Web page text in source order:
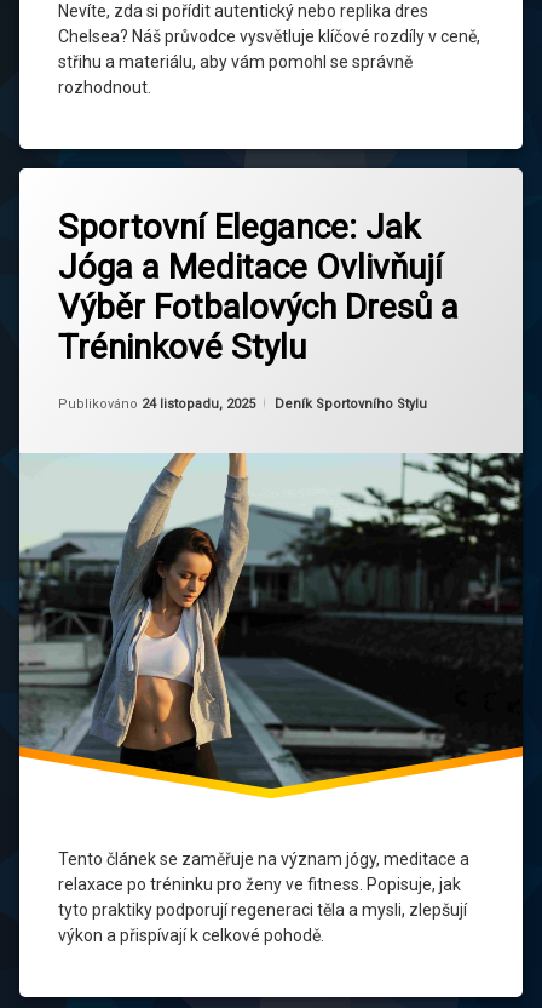
Nevíte, zda si pořídit autentický nebo replika dres
Chelsea? Náš průvodce vysvětluje klíčové rozdíly v ceně,
střihu a materiálu, aby vám pomohl se správně
rozhodnout.
dres
průvodce
pro
Sportovní Elegance: Jak
Jóga a Meditace Ovlivňují
Výběr Fotbalových Dresů a
Tréninkové Stylu
Publikováno 24 listopadu, 2025
Aktualizováno 24 listopadu, 2025
Od Ruby
Kategorie:
Deník Sportovního Stylu
Tento článek se zaměřuje na význam jógy, meditace a
relaxace po tréninku pro ženy ve fitness. Popisuje, jak
tyto praktiky podporují regeneraci těla a mysli, zlepšují
výkon a přispívají k celkové pohodě.
duševní
pohoda
Fitness
Jóga
meditace
regenerace
po tréninku
relaxace
Sportovní
Oblečení
tělesná
ženský
sport
komentář
na
Sportovní
Elegance:
Jak
Jóga
Výběr
Dresů